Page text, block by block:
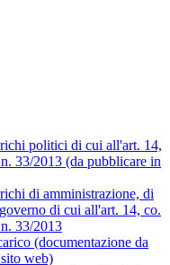
politici di cui all'art. 14,
33/2013 (da pubblicare in
di amministrazione, di
di cui all'art. 14, co.
33/2013
(documentazione da
web)